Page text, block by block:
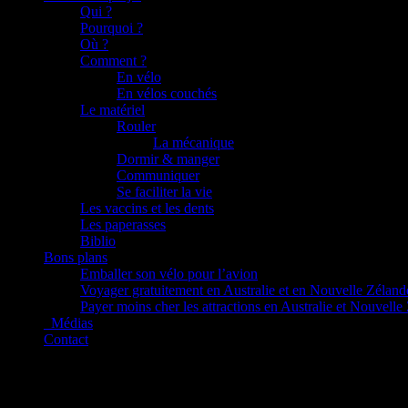
Qui ?
Pourquoi ?
Où ?
Comment ?
En vélo
En vélos couchés
Le matériel
Rouler
La mécanique
Dormir & manger
Communiquer
Se faciliter la vie
Les vaccins et les dents
Les paperasses
Biblio
Bons plans
Emballer son vélo pour l’avion
Voyager gratuitement en Australie et en Nouvelle
Payer moins cher les attractions en Australie et Nouvelle
_Médias
Contact